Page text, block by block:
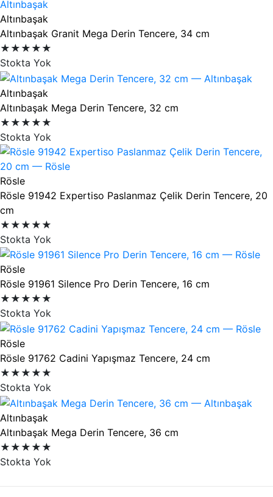
Altınbaşak
Altınbaşak Granit Mega Derin Tencere, 34 cm
★★★★★
Stokta Yok
Altınbaşak
Altınbaşak Mega Derin Tencere, 32 cm
★★★★★
Stokta Yok
Rösle
Rösle 91942 Expertiso Paslanmaz Çelik Derin Tencere, 20
cm
★★★★★
Stokta Yok
Rösle
Rösle 91961 Silence Pro Derin Tencere, 16 cm
★★★★★
Stokta Yok
Rösle
Rösle 91762 Cadini Yapışmaz Tencere, 24 cm
★★★★★
Stokta Yok
Altınbaşak
Altınbaşak Mega Derin Tencere, 36 cm
★★★★★
Stokta Yok